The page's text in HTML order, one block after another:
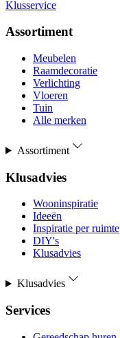
Klusservice
Assortiment
Meubelen
Raamdecoratie
Verlichting
Vloeren
Tuin
Alle merken
Assortiment
Klusadvies
Wooninspiratie
Ideeën
Inspiratie per ruimte
DIY's
Klusadvies
Klusadvies
Services